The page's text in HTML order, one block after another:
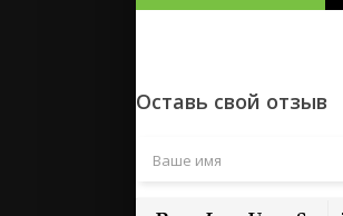
Оставь свой отзыв